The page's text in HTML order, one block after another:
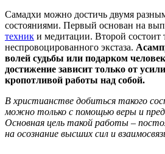
Самадхи можно достичь двумя
состояниями. Первый основан на
техник и медитации. Второй состоит
неспровоцированного экстаза.
волей судьбы или подарком
достижение зависит только от
кропотливой работы над собой.
В христианстве добиться такого
можно только с помощью веры и
Основная цель такой работы –
на осознание высших сил и